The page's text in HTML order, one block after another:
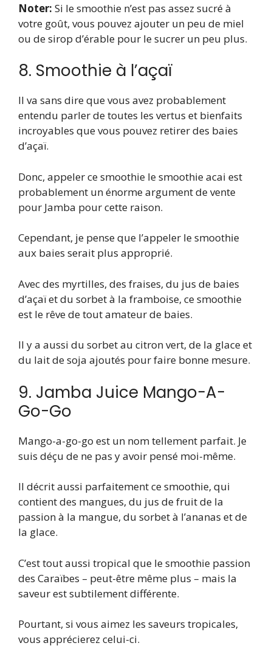
Noter: Si le smoothie n’est pas assez sucré à
votre goût, vous pouvez ajouter un peu de miel
ou de sirop d’érable pour le sucrer un peu plus.
8. Smoothie à l’açaï
Il va sans dire que vous avez probablement
entendu parler de toutes les vertus et bienfaits
incroyables que vous pouvez retirer des baies
d’açaï.
Donc, appeler ce smoothie le smoothie acai est
probablement un énorme argument de vente
pour Jamba pour cette raison.
Cependant, je pense que l’appeler le smoothie
aux baies serait plus approprié.
Avec des myrtilles, des fraises, du jus de baies
d’açaï et du sorbet à la framboise, ce smoothie
est le rêve de tout amateur de baies.
Il y a aussi du sorbet au citron vert, de la glace et
du lait de soja ajoutés pour faire bonne mesure.
9. Jamba Juice Mango-A-
Go-Go
Mango-a-go-go est un nom tellement parfait. Je
suis déçu de ne pas y avoir pensé moi-même.
Il décrit aussi parfaitement ce smoothie, qui
contient des mangues, du jus de fruit de la
passion à la mangue, du sorbet à l’ananas et de
la glace.
C’est tout aussi tropical que le smoothie passion
des Caraïbes – peut-être même plus – mais la
saveur est subtilement différente.
Pourtant, si vous aimez les saveurs tropicales,
vous apprécierez celui-ci.